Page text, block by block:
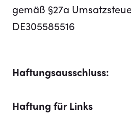
gemäß §27a
DE305585516
Haftungsausschluss:
Haftung für Links